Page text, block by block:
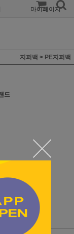
마이페이지
지퍼백 > PE지퍼백
드